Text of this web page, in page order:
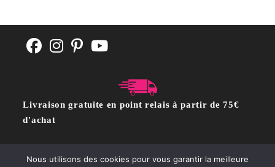
Livraison gratuite en point relais à partir de 75€
d'achat
CGV POLITIQUE DE CONFIDENTIALITÉ Contact
Nous utilisons des cookies pour vous garantir la meilleure